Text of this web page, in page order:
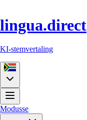
lingua.direct
KI-stemvertaling
Modusse